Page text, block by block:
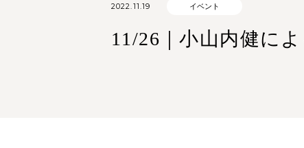
2022.11.19 イベント
11/26｜小山内健に